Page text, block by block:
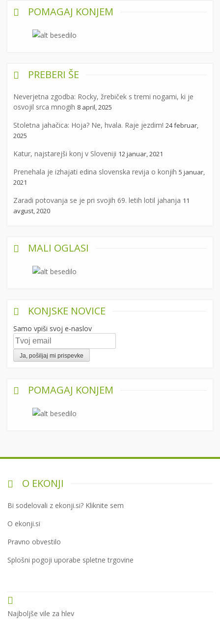
POMAGAJ KONJEM
PREBERI ŠE
Neverjetna zgodba: Rocky, žrebiček s tremi nogami, ki je
osvojil srca mnogih 8 april, 2025
Stoletna jahačica: Hoja? Ne, hvala. Raje jezdim! 24 februar,
2025
Katur, najstarejši konj v Sloveniji 12 januar, 2021
Prenehala je izhajati edina slovenska revija o konjih 5 januar,
2021
Zaradi potovanja se je pri svojih 69. letih lotil jahanja 11
avgust, 2020
MALI OGLASI
KONJSKE NOVICE
Samo vpiši svoj e-naslov
POMAGAJ KONJEM
O EKONJI
Bi sodelovali z ekonji.si? Kliknite sem
O ekonji.si
Pravno obvestilo
Splošni pogoji uporabe spletne trgovine
Najboljše vile za hlev